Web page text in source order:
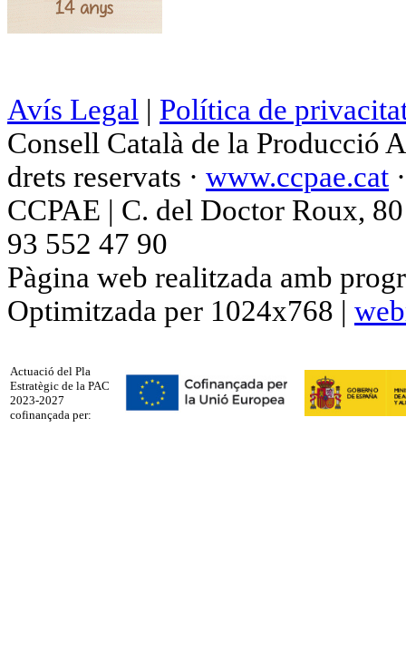
Avís Legal | Política de
Consell Català de la Producció
drets reservats · www.ccpae.cat
CCPAE | C. del Doctor Roux,
93 552 47 90
Pàgina web realitzada amb
Optimitzada per 1024x768 |
Actuació del Pla
Estratègic de la PAC
2023-2027
cofinançada per: